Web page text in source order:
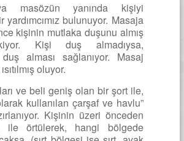
masözün yanında kişiyi
yardımcımız bulunuyor. Masaja
kişinin mutlaka duşunu almış
Kişi duş almadıysa,
alması sağlanıyor. Masaj
oluyor.
ve beli geniş olan bir şort ile,
kullanılan çarşaf ve havlu”
Kişinin üzeri önceden
ile örtülerek, hangi bölgede